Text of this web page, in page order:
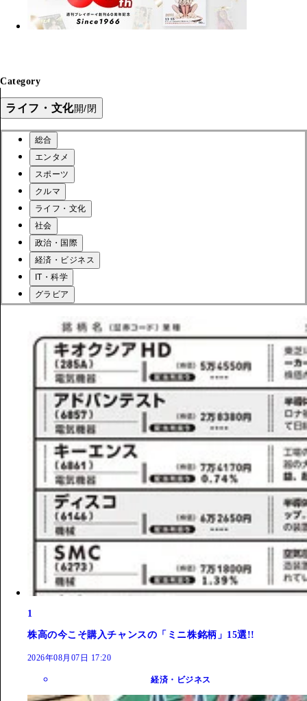
Category
ライフ・文化開/閉
総合
エンタメ
スポーツ
クルマ
ライフ・文化
社会
政治・国際
経済・ビジネス
IT・科学
グラビア
1
株高の今こそ購入チャンスの「ミニ株銘柄」15選!!
2026年08月07日 17:20
経済・ビジネス